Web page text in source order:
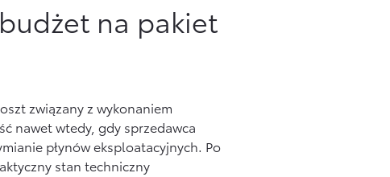
na pakiet
związany z wykonaniem
nawet wtedy, gdy sprzedawca
płynów eksploatacyjnych. Po
stan techniczny